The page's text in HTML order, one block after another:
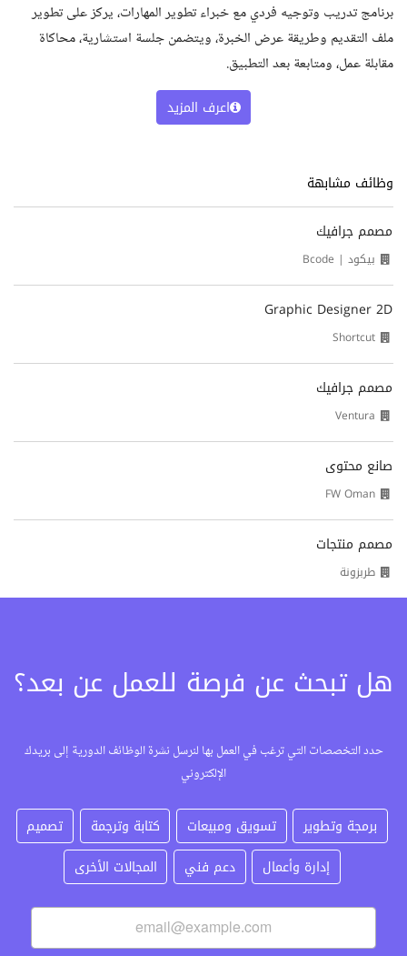
برنامج تدريب وتوجيه فردي مع خبراء تطوير المهارات، يركز على تطوير
ملف التقديم وطريقة عرض الخبرة، ويتضمن جلسة استشارية، محاكاة
مقابلة عمل، ومتابعة بعد التطبيق.
اعرف المزيد
وظائف مشابهة
مصمم جرافيك
بيكود | Bcode
Graphic Designer 2D
Shortcut
مصمم جرافيك
Ventura
صانع محتوى
‏‎FW Oman‎‏
مصمم منتجات
طربزونة
هل تبحث عن فرصة للعمل عن بعد؟
حدد التخصصات التي ترغب في العمل بها لنرسل نشرة الوظائف الدورية إلى بريدك
الإلكتروني
برمجة وتطوير تسويق ومبيعات كتابة وترجمة
تصميم
إدارة وأعمال
دعم فني المجالات الأخرى